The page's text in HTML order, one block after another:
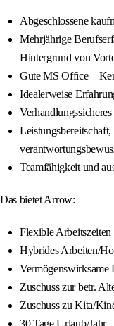
Abgeschlossene
Mehrjährige
Hintergrund von
Gute MS Office –
Idealerweise
Teamfähigkeit und
Das bietet Arrow:
Flexible Arbeitszeiten
Hybrides Arbeiten/
Vermögenswirksame
Zuschuss zur betr.
Zuschuss zu Kita/